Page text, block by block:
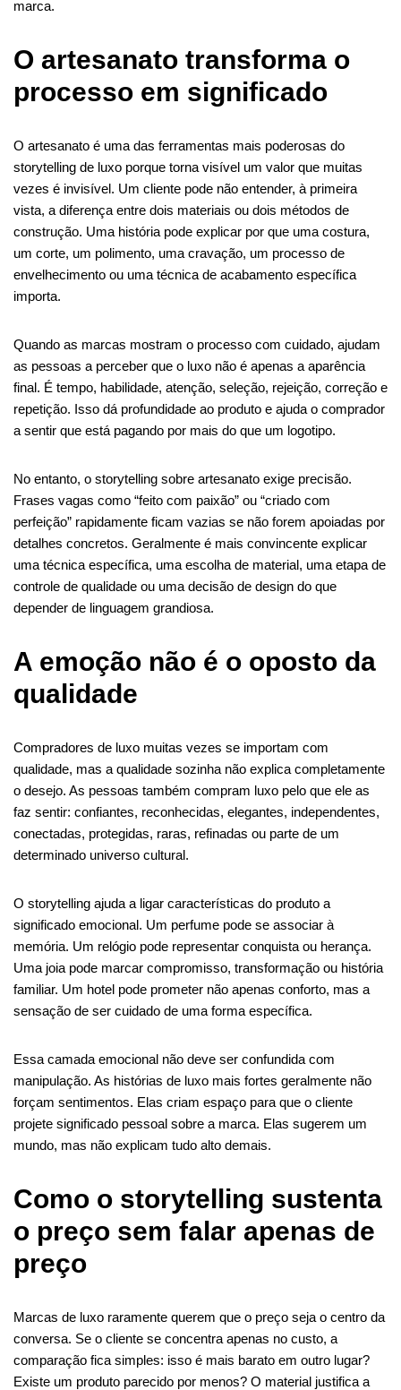
marca.
O artesanato transforma o
processo em significado
O artesanato é uma das ferramentas mais poderosas do
storytelling de luxo porque torna visível um valor que muitas
vezes é invisível. Um cliente pode não entender, à primeira
vista, a diferença entre dois materiais ou dois métodos de
construção. Uma história pode explicar por que uma costura,
um corte, um polimento, uma cravação, um processo de
envelhecimento ou uma técnica de acabamento específica
importa.
Quando as marcas mostram o processo com cuidado, ajudam
as pessoas a perceber que o luxo não é apenas a aparência
final. É tempo, habilidade, atenção, seleção, rejeição, correção e
repetição. Isso dá profundidade ao produto e ajuda o comprador
a sentir que está pagando por mais do que um logotipo.
No entanto, o storytelling sobre artesanato exige precisão.
Frases vagas como “feito com paixão” ou “criado com
perfeição” rapidamente ficam vazias se não forem apoiadas por
detalhes concretos. Geralmente é mais convincente explicar
uma técnica específica, uma escolha de material, uma etapa de
controle de qualidade ou uma decisão de design do que
depender de linguagem grandiosa.
A emoção não é o oposto da
qualidade
Compradores de luxo muitas vezes se importam com
qualidade, mas a qualidade sozinha não explica completamente
o desejo. As pessoas também compram luxo pelo que ele as
faz sentir: confiantes, reconhecidas, elegantes, independentes,
conectadas, protegidas, raras, refinadas ou parte de um
determinado universo cultural.
O storytelling ajuda a ligar características do produto a
significado emocional. Um perfume pode se associar à
memória. Um relógio pode representar conquista ou herança.
Uma joia pode marcar compromisso, transformação ou história
familiar. Um hotel pode prometer não apenas conforto, mas a
sensação de ser cuidado de uma forma específica.
Essa camada emocional não deve ser confundida com
manipulação. As histórias de luxo mais fortes geralmente não
forçam sentimentos. Elas criam espaço para que o cliente
projete significado pessoal sobre a marca. Elas sugerem um
mundo, mas não explicam tudo alto demais.
Como o storytelling sustenta
o preço sem falar apenas de
preço
Marcas de luxo raramente querem que o preço seja o centro da
conversa. Se o cliente se concentra apenas no custo, a
comparação fica simples: isso é mais barato em outro lugar?
Existe um produto parecido por menos? O material justifica a